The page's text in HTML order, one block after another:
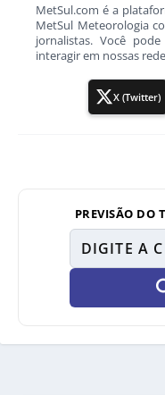
MetSul.com é a
MetSul Meteorologia
jornalistas. Você
interagir em nossas
X (Twitter)
PREVISÃO DO